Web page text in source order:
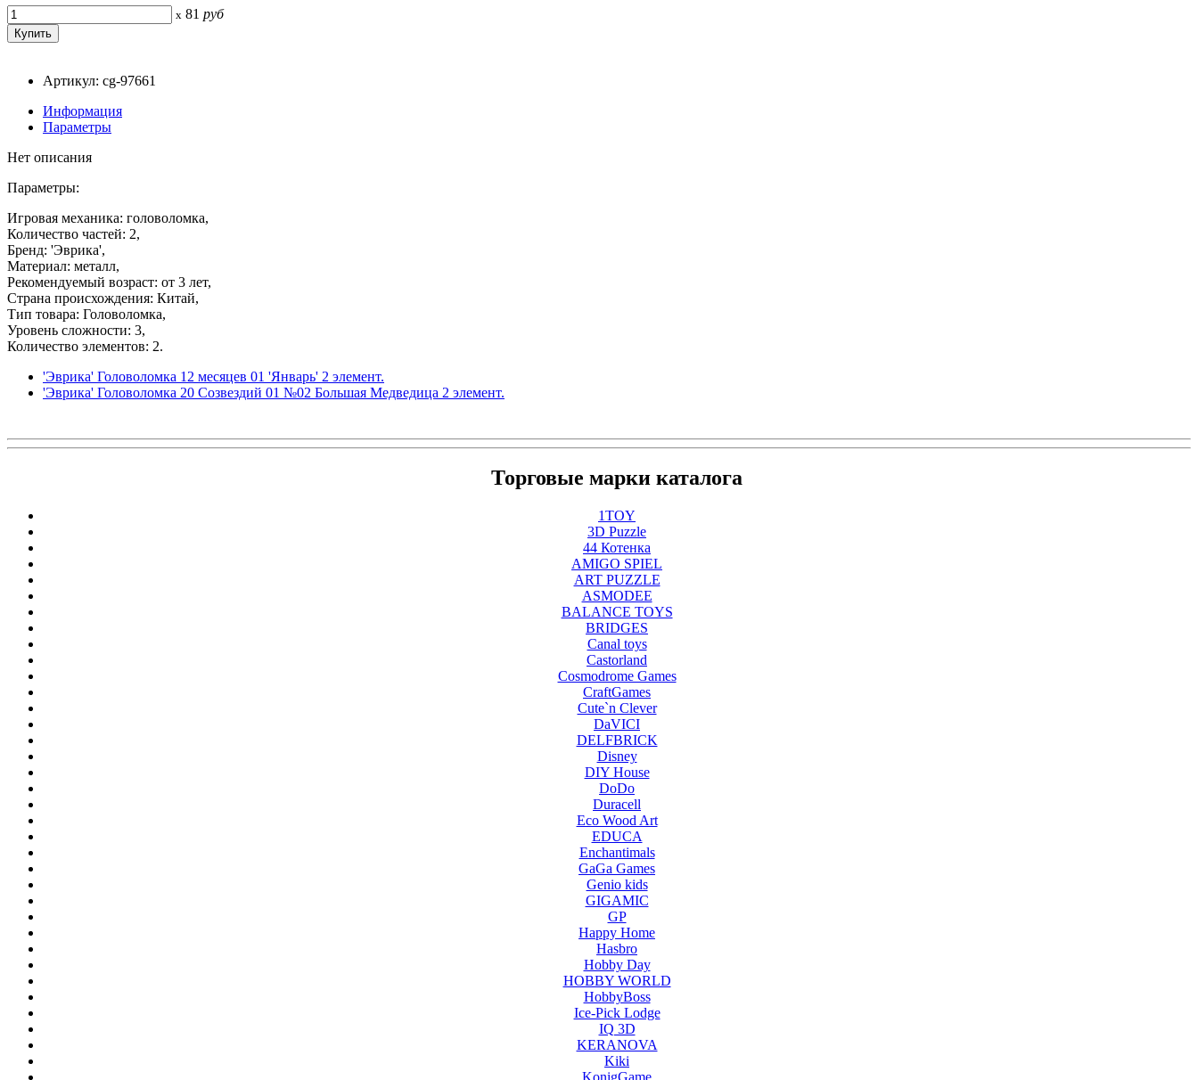
x 81 руб
Артикул: cg-97661
Информация
Параметры
Нет описания
Параметры:
Игровая механика: головоломка,
Количество частей: 2,
Бренд: 'Эврика',
Материал: металл,
Рекомендуемый возраст: от 3 лет,
Страна происхождения: Китай,
Тип товара: Головоломка,
Уровень сложности: 3,
Количество элементов: 2.
'Эврика' Головоломка 12 месяцев 01 'Январь' 2 элемент.
'Эврика' Головоломка 20 Созвездий 01 №02 Большая Медведица 2 элемент.
Торговые марки каталога
1TOY
3D Puzzle
44 Котенка
AMIGO SPIEL
ART PUZZLE
ASMODEE
BALANCE TOYS
BRIDGES
Canal toys
Castorland
Cosmodrome Games
CraftGames
Cute`n Clever
DaVICI
DELFBRICK
Disney
DIY House
DoDo
Duracell
Eco Wood Art
EDUCA
Enchantimals
GaGa Games
Genio kids
GIGAMIC
GP
Happy Home
Hasbro
Hobby Day
HOBBY WORLD
HobbyBoss
Ice-Pick Lodge
IQ 3D
KERANOVA
Kiki